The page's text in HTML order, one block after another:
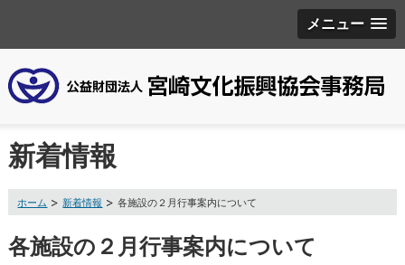
メニュー
新着情報
ホーム 新着情報 各施設の２月行事案内について
各施設の２月行事案内について